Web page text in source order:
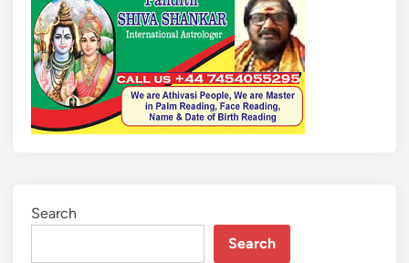
Search
Search